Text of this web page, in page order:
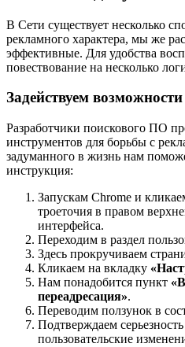
В Сети существует несколько
рекламного характера, мы же
эффективные. Для удобства
повествование на несколько
Задействуем
Разработчики поискового ПО
инструментов для борьбы с
задуманного в жизнь нам
инструкция:
Запускам Chrome и
троеточия в правом
интерфейса.
Переходим в раздел
Здесь прокручиваем
Кликаем на вкладку
Нам понадобится пункт
переадресация».
Переводим ползунок в
Подтверждаем
пользовательские